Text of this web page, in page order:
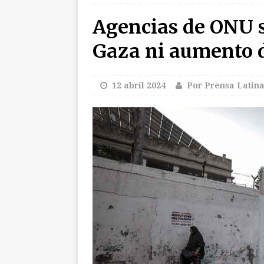
[ 6 agosto 2026 ]
[ 6 agosto 2026 ]
Mola al
Agencias de ONU
Gaza ni aumento
12 abril 2024 Por Prensa